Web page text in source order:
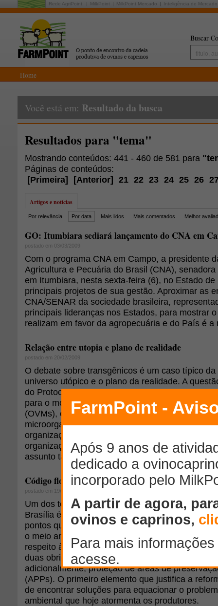
Rede AgriPoint: MilkPoint MilkPoint Mercado Inteligência de Mercado
Buscar
Home
Você está em: Resultado da busca
Resultados para "tema"
Mostrando conteúdos: 441 - 460 de 581 para
Páginas de conteúdos:
[Primeira] [Anterior] 21 22 23 24 25 26
Artigos e notícias
Por relevância Por data Mais lidos Mais comentados Melhor
GO: Itumbiara sediará lançamento do CNA em
postado em 03/03/2009
Com o programa CNA em Campo, a presidente
Agricultura e Pecuária do Brasil (CNA),
em Itumbiara, nesta sexta-feira (6), no Estado
principais projetos de sua gestão. Aproximar as
CNA/SENAR da sociedade brasileira,
principais lideranças nos Estados, para mostrar
realizam em favor da agropecuária e do País é a
Relação entre utopia e plano de realidade
postado em 20/02/2009
O debate sobre transgênicos é um caso típico
universo utópico e o plano da realidade. A
do Protocolo de Cartagena sobre
para o movimento entre países de organismos
(OVMs), como sementes, grãos, enzimas,
microorganismos, é um exemplo interessante de
organizações não-governamentais, entidades do
organizações da sociedade civil se movimentam
assunto tão polêmico.
Código florestal
postado em 19/02/2009
Um dos temas de ordem política mais
Brasília é a reforma do Código Florestal
pontos que se referem às atribuições legais de
o meio ambiente que são impostas aos
respeito à conservação, o Código estabelece
duas obrigações legais: cumprimento da reserva
adicionalmente, proteção de áreas de
(APPs). O primeiro elemento que justifica a
de encontrar soluções para equacionar o
ambiental que hoje atormenta os produtores.